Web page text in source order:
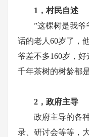
1，村民自述
”这棵树是我爷
话的老人60岁了，
爷差不多160岁，
千年茶树的树龄都
2，政府主导
政府主导的各
录、研讨会等等，